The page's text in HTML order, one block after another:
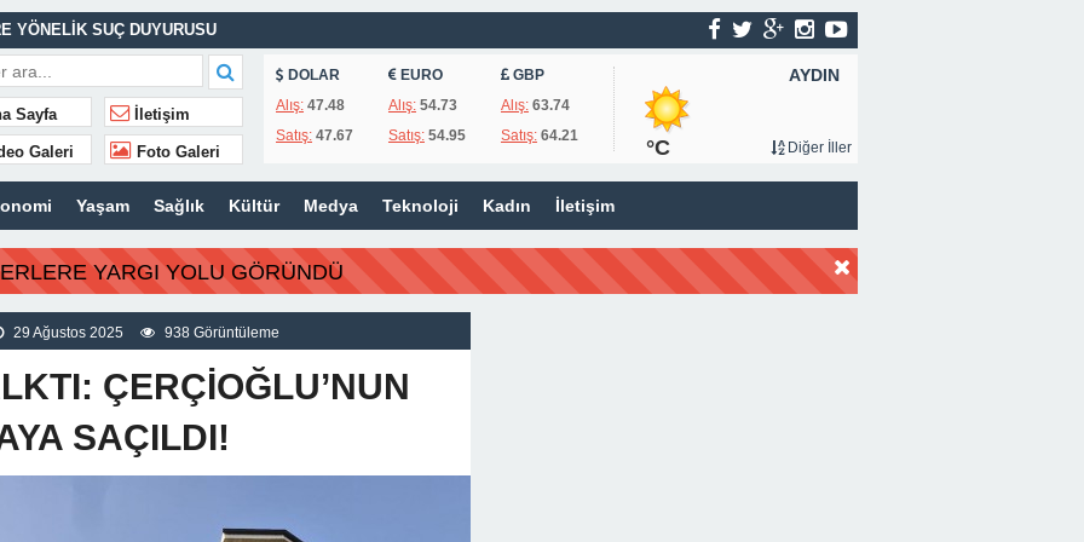
YÖNELİK SUÇ DUYURUSU
EFE İBRİKOĞLU’NUN ADI VERİLDİ
UNUTULMADI
Sayfa İletişim
Galeri Foto Galeri
DOLAR
Alış: 47.48
Satış: 47.67
EURO
Alış:54.73
Satış:54.95
GBP
Alış:63.74
Satış:64.21
AYDIN
°C Diğer İller
Yaşam Sağlık Kültür Medya Teknoloji Kadın İletişim
YARGI YOLU GÖRÜNDÜ
29 Ağustos 2025 938 Görüntüleme
ÇERÇİOĞLU’NUN
SAÇILDI!